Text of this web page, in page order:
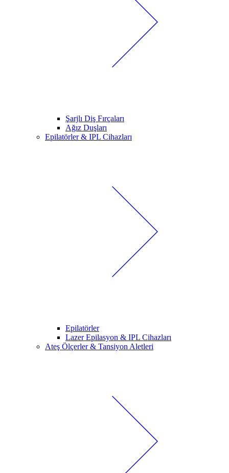
Şarjlı Diş Fırçaları
Ağız Duşları
Epilatörler & IPL Cihazları
Epilatörler
Lazer Epilasyon & IPL Cihazları
Ateş Ölçerler & Tansiyon Aletleri